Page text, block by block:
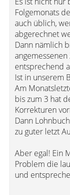
Folgemonats
auch üblich,
abgerechnet
Dann nämlich
entsprechend
Ist in unserem
Am
bis zum 3 hat
Korrekturen
Dann
zu guter letzt
Aber egal! Ein
Problem die
und